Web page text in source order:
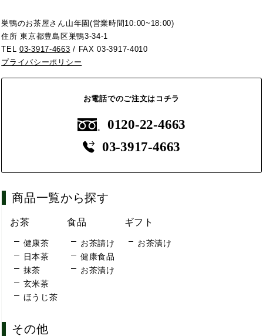
巣鴨のお茶屋さん山年園(営業時間10:00~18:00)
住所 東京都豊島区巣鴨3-34-1
TEL03-3917-4663 / FAX 03-3917-4010
プライバシーポリシー
お電話でのご注文はコチラ
0120-22-4663
03-3917-4663
商品一覧から探す
お茶
健康茶
日本茶
抹茶
玄米茶
ほうじ茶
食品
お茶請け
健康食品
お茶漬け
ギフト
お茶漬け
その他